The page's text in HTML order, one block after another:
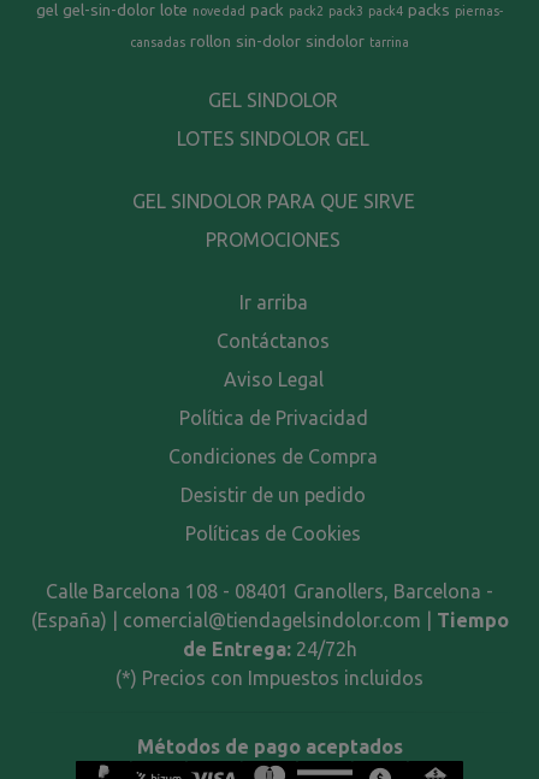
gel gel-sin-dolor lote novedad pack pack2 pack3 pack4 packs piernas-
cansadas rollon sin-dolor sindolor tarrina
GEL SINDOLOR
LOTES SINDOLOR GEL
GEL SINDOLOR PARA QUE SIRVE
PROMOCIONES
Ir arriba
Contáctanos
Aviso Legal
Política de Privacidad
Condiciones de Compra
Desistir de un pedido
Políticas de Cookies
Calle Barcelona 108 - 08401 Granollers, Barcelona -
(España) | comercial@tiendagelsindolor.com | Tiempo
de Entrega: 24/72h
(*) Precios con Impuestos incluidos
Métodos de pago aceptados